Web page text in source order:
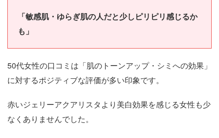
「敏感肌・ゆらぎ肌の人だと少しピリピリ感じるか
も」
50代女性の口コミは「肌のトーンアップ・シミへの効果」
に対するポジティブな評価が多い印象です。
赤いジェリーアクアリスタより美白効果を感じる女性も少
なくありませんでした。